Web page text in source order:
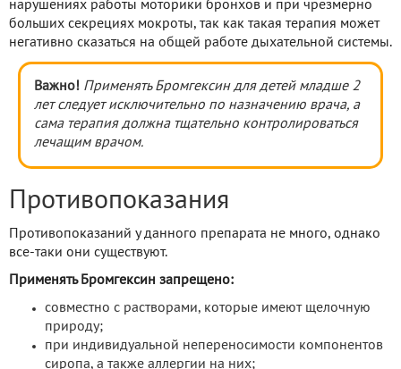
нарушениях работы моторики бронхов и при чрезмерно
больших секрециях мокроты, так как такая терапия может
негативно сказаться на общей работе дыхательной системы.
Важно! Применять Бромгексин для детей младше 2
лет следует исключительно по назначению врача, а
сама терапия должна тщательно контролироваться
лечащим врачом.
Противопоказания
Противопоказаний у данного препарата не много, однако
все-таки они существуют.
Применять Бромгексин запрещено:
совместно с растворами, которые имеют щелочную
природу;
при индивидуальной непереносимости компонентов
сиропа, а также аллергии на них;